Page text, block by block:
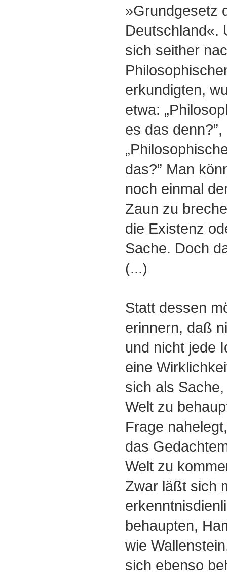
»Grundgesetz
Deutschland«.
sich seither
erkundigten,
etwa:
es das
das?” Man
noch einmal
Zaun zu
die Existenz
Sache. Doch
(...)
Statt dessen
erinnern, daß
und nicht jede
eine
sich als Sache,
Welt zu
Frage
das
Welt zu
Zwar läßt sich
behaupten,
wie
sich ebenso